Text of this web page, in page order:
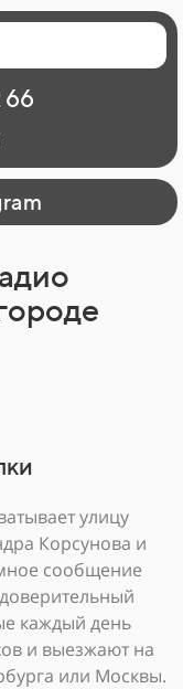
66
улицу
Корсунова и
сообщение
каждый день
и выезжают на
или Москвы.